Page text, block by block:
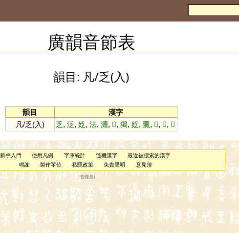
廣韻音節表
韻目: 凡/乏(入)
韻目
漢字
凡/乏(入)
乏,泛,姂,法,灋, 𥎰,猲,姂,䎎, 𣹵, 𡷝, 𦑣
新手入門 使用凡例 字庫統計 隨機漢字
最近被搜索的漢字
鳴謝
製作單位 私隱政策 免責聲明 意見簿
（管理員 ）